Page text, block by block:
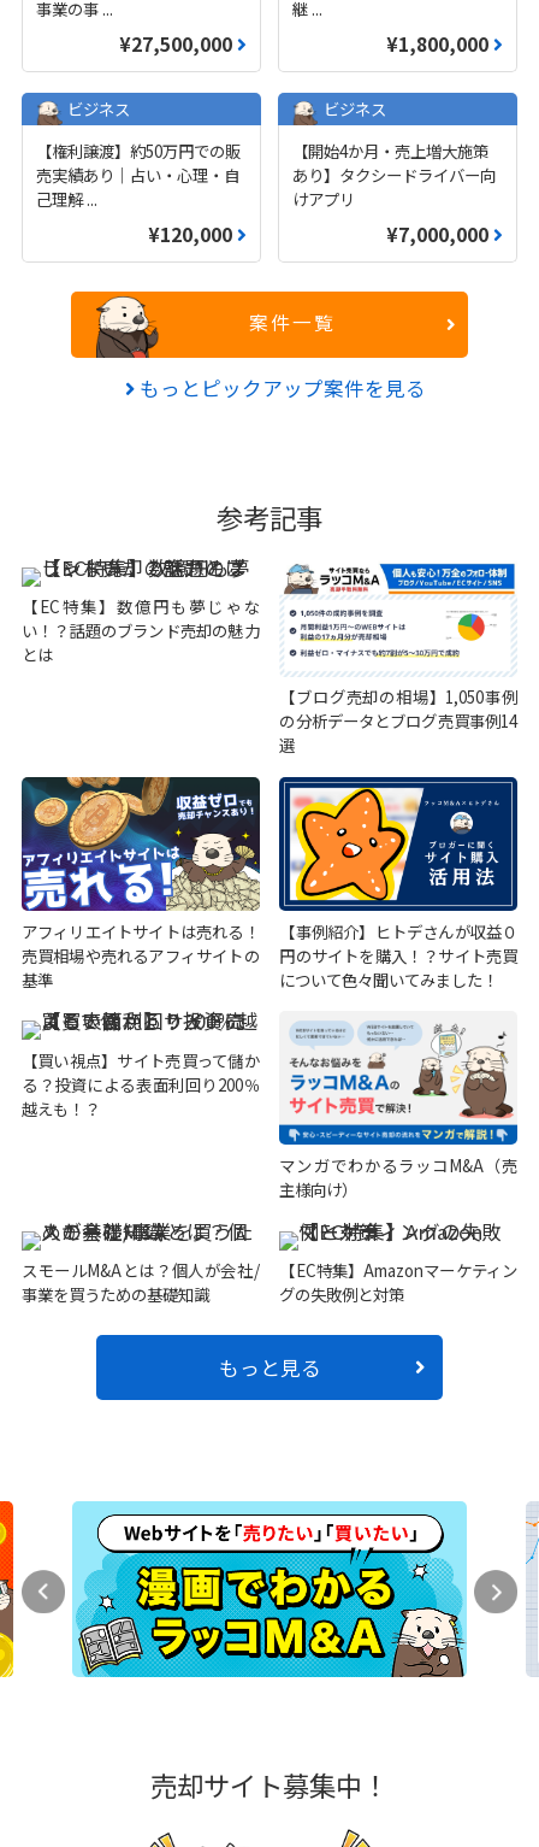
事業の事 ...
¥27,500,000
継 ...
¥1,800,000
ビジネス
【権利譲渡】約50万円での販
売実績あり｜占い・心理・自
己理解...
¥120,000
ビジネス
【開始4か月・売上増大施策
あり】タクシードライバー向
けアプリ
¥7,000,000
案件一覧
もっとピックアップ案件を見る
参考記事
【EC特集】数億円も夢じゃな
い！？話題のブランド売却の魅力
とは
【ブログ売却の相場】1,050事例
の分析データとブログ売買事例14
選
アフィリエイトサイトは売れる！
売買相場や売れるアフィサイトの
基準
【事例紹介】ヒトデさんが収益０
円のサイトを購入！？サイト売買
について色々聞いてみました！
【買い視点】サイト売買って儲か
る？投資による表面利回り200％
越えも！？
マンガでわかるラッコM&A（売
主様向け）
スモールM&Aとは？個人が会社/
事業を買うための基礎知識
【EC特集】Amazonマーケティン
グの失敗例と対策
もっと見る
売却サイト募集中！